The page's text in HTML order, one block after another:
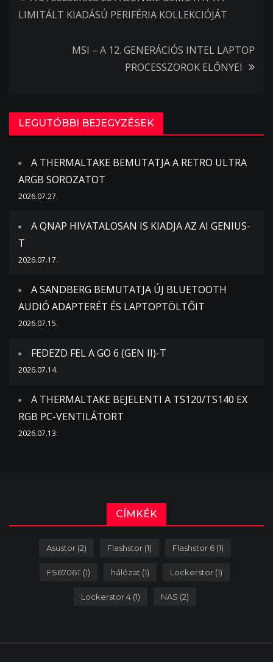
LIMITÁLT KIADÁSÚ PERIFÉRIA KOLLEKCIÓJÁT
MSI – A 12. GENERÁCIÓS INTEL LAPTOP
PROCESSZOROK ELŐNYEI
LEGUTÓBBI BEJEGYZÉSEK
A THERMALTAKE BEMUTATJA A RETRO ULTRA
ARGB SOROZATOT
2026.07.27.
A QNAP HIVATALOSAN IS KIADJA AZ AI GENIUS-
T
2026.07.17.
A SANDBERG BEMUTATJA ÚJ BLUETOOTH
AUDIÓ ADAPTERÉT ÉS LAPTOPTÖLTŐIT
2026.07.15.
FEDEZD FEL A GO 6 (GEN II)-T
2026.07.14.
A THERMALTAKE BEJELENTI A TS120/TS140 EX
RGB PC-VENTILÁTORT
2026.07.13.
CÍMKÉK
Asustor(2) Flashstor(1) Flashstor 6(1)
FS6706T (1) hálózat (1) Lockerstor (1)
Lockerstor 4(1) NAS (2)